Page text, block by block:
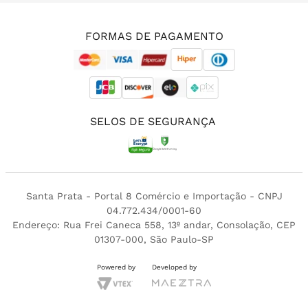
FORMAS DE PAGAMENTO
SELOS DE SEGURANÇA
Santa Prata - Portal 8 Comércio e Importação - CNPJ
04.772.434/0001-60
Endereço: Rua Frei Caneca 558, 13º andar, Consolação, CEP
01307-000, São Paulo-SP
Powered by Developed by